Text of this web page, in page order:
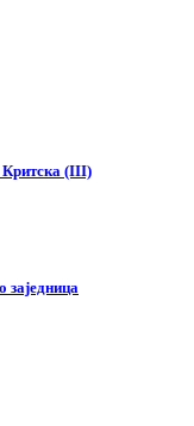
Критска (III)
заједница